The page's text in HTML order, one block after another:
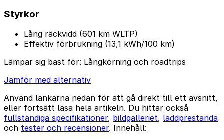
Styrkor
Lång räckvidd (601 km WLTP)
Effektiv förbrukning (13,1 kWh/100 km)
Lämpar sig bäst för: Långkörning och roadtrips
Jämför med alternativ
Använd länkarna nedan för att gå direkt till ett avsnitt,
eller fortsätt läsa hela artikeln. Du hittar också
fullständiga specifikationer, bildgalleriet, laddprestanda
och tester och recensioner. Innehåll: